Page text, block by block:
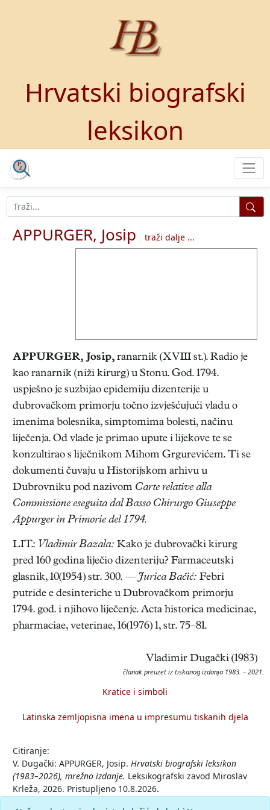
Hrvatski biografski
leksikon
APPURGER, Josip traži dalje ...
APPURGER, Josip, ranarnik (XVIII st.). Radio je
kao ranarnik (niži kirurg) u Stonu. God. 1794.
uspješno je suzbijao epidemiju dizenterije u
dubrovačkom primorju točno izvješćujući vladu o
imenima bolesnika, simptomima bolesti, načinu
liječenja. Od vlade je primao upute i lijekove te se
konzultirao s liječnikom Mihom Grgurevićem. Ti se
dokumenti čuvaju u Historijskom arhivu u
Dubrovniku pod nazivom Carte relative alla
Commissione eseguita dal Basso Chirurgo Giuseppe
Appurger in Primorie del 1794.
LIT.: Vladimir Bazala: Kako je dubrovački kirurg
pred 160 godina liječio dizenteriju? Farmaceutski
glasnik, 10(1954) str. 300. — Jurica Bačić: Febri
putride e desinteriche u Dubrovačkom primorju
1794. god. i njihovo liječenje. Acta historica medicinae,
pharmaciae, veterinae, 16(1976) 1, str. 75–81.
Vladimir Dugački (1983)
članak preuzet iz tiskanog izdanja 1983. – 2021.
Kratice i simboli
Latinska zemljopisna imena u impresumu tiskanih djela
Citiranje:
V. Dugački: APPURGER, Josip. Hrvatski biografski leksikon
(1983–2026), mrežno izdanje. Leksikografski zavod Miroslav
Krleža, 2026. Pristupljeno 10.8.2026.